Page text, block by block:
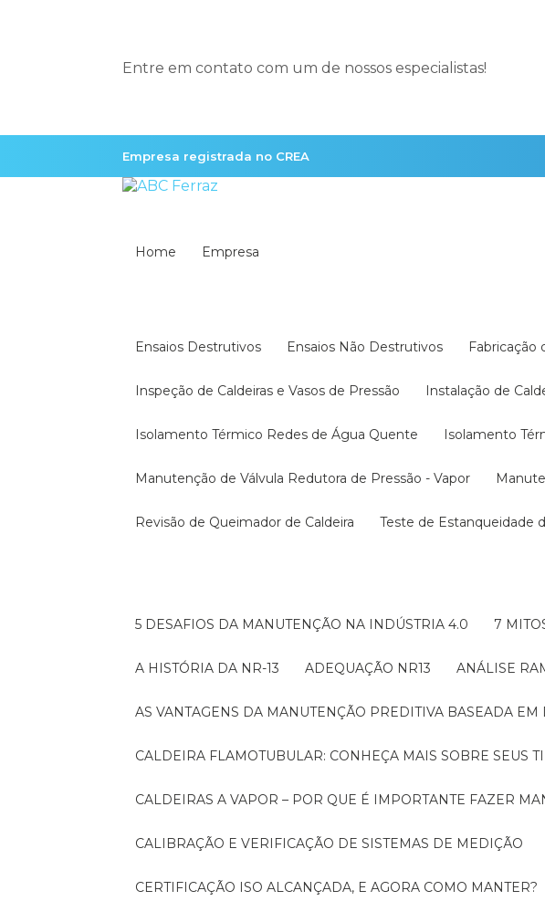
Entre em contato com um de nossos especialistas!
Empresa registrada no CREA
Home Empresa
Ensaios Destrutivos Ensaios Não Destrutivos
Inspeção de Caldeiras e Vasos de Pressão Instalação de
Isolamento Térmico Redes de Água Quente Isolamento
Manutenção de Válvula Redutora de Pressão - Vapor
Revisão de Queimador de Caldeira Teste de Estanqueidade
5 DESAFIOS DA MANUTENÇÃO NA INDÚSTRIA 4.0 7
A HISTÓRIA DA NR-13 ADEQUAÇÃO NR13 ANÁLISE
AS VANTAGENS DA MANUTENÇÃO PREDITIVA BASEADA EM
CALDEIRA FLAMOTUBULAR: CONHEÇA MAIS SOBRE SEUS
CALDEIRAS A VAPOR – POR QUE É IMPORTANTE FAZER
CALIBRAÇÃO E VERIFICAÇÃO DE SISTEMAS DE MEDIÇÃO
CERTIFICAÇÃO ISO ALCANÇADA, E AGORA COMO MANTER?